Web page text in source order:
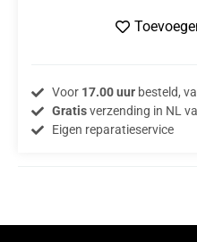
Voor 17.00 uurbesteld,
Gratisverzending in NL
Eigen reparatieservice